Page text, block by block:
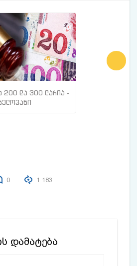
200 და 300 ლარია -
0 1 183
დამატება